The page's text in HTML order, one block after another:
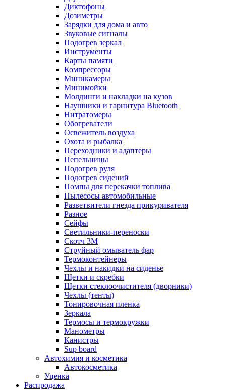
Диктофоны
Дозиметры
Зарядки для дома и авто
Звуковые сигналы
Подогрев зеркал
Инструменты
Карты памяти
Компрессоры
Миникамеры
Минимойки
Молдинги и накладки на кузов
Наушники и гарнитура Bluetooth
Нитратомеры
Обогреватели
Освежитель воздуха
Охота и рыбалка
Переходники и адаптеры
Пепельницы
Подогрев руля
Подогрев сидений
Помпы для перекачки топлива
Пылесосы автомобильные
Разветвители гнезда прикуривателя
Разное
Сейфы
Светильники-переноски
Скотч 3М
Струйный омыватель фар
Термоконтейнеры
Чехлы и накидки на сиденье
Щетки и скребки
Щетки стеклоочистителя (дворники)
Чехлы (тенты)
Тонировочная пленка
Зеркалa
Термосы и термокружки
Манометры
Канистры
Sup board
Автохимия и косметика
Автокосметика
Уценка
Распродажа